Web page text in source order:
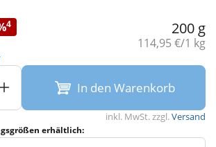
4 200 g
Grundpreis:
114,95 €/1 kg
In den Warenkorb
inkl. MwSt. zzgl.Versand
erhältlich: